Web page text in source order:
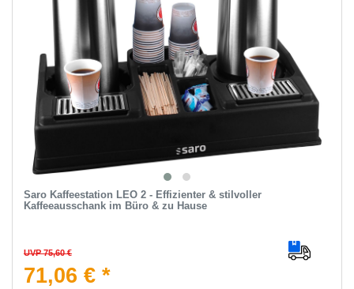
Saro Kaffeestation LEO 2 - Effizienter & stilvoller
Kaffeeausschank im Büro & zu Hause
UVP 75,60 €
71,06 € *